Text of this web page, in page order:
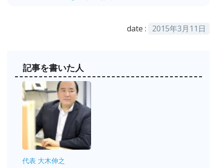
date : 2015年3月11日
記事を書いた人
代表 大木伸之